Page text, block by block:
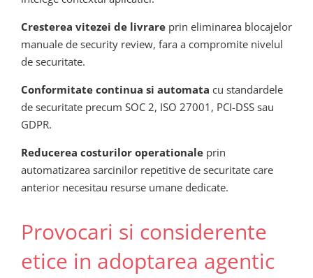
Cresterea vitezei de livrare prin eliminarea blocajelor
manuale de security review, fara a compromite nivelul
de securitate.
Conformitate continua si automata cu standardele
de securitate precum SOC 2, ISO 27001, PCI-DSS sau
GDPR.
Reducerea costurilor operationale prin
automatizarea sarcinilor repetitive de securitate care
anterior necesitau resurse umane dedicate.
Provocari si considerente
etice in adoptarea agentic